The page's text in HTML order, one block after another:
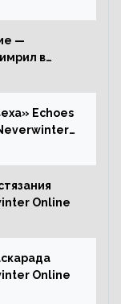
—
в
Echoes
Online
Online